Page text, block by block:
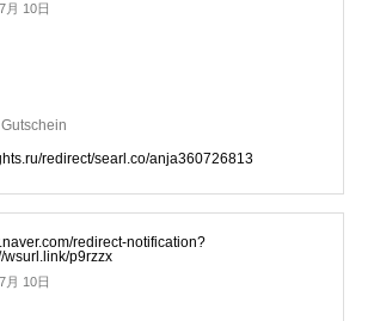
月 10日
redirect/searl.co/anja360726813
redirect-notification?
wsurl.link/p9rzzx
月 10日